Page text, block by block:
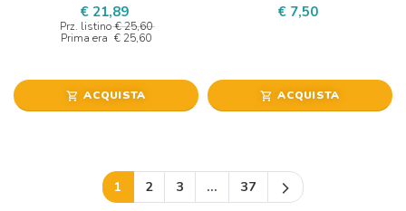
€ 21,89
Prz. listino € 25,60
Prima era € 25,60
shopping_cart ACQUISTA
€ 7,50
shopping_cart ACQUISTA
1 2 3 … 37 arrow_forward_ios Successivo